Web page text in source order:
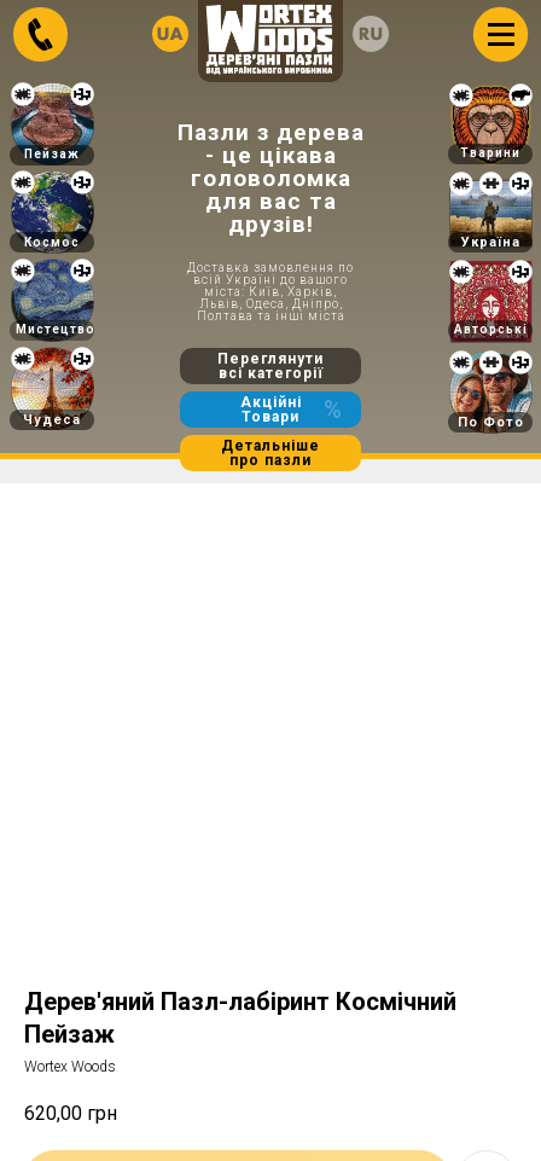
Переглянути
всі категорії
Акційні
Товари
%
Пазли з дерева
- це цікава
головоломка
для вас та
друзів!
Доставка замовлення по
всій Україні до вашого
міста: Київ, Харків,
Львів, Одеса, Дніпро,
Полтава та інші міста
По Фото
Україна
Пейзаж
Чудеса
Космос
Мистецтво Авторські
Тварини
Детальніше
про пазли
Дерев'яний Пазл-лабіринт Космічний
Пейзаж
Wortex Woods
620,00 грн